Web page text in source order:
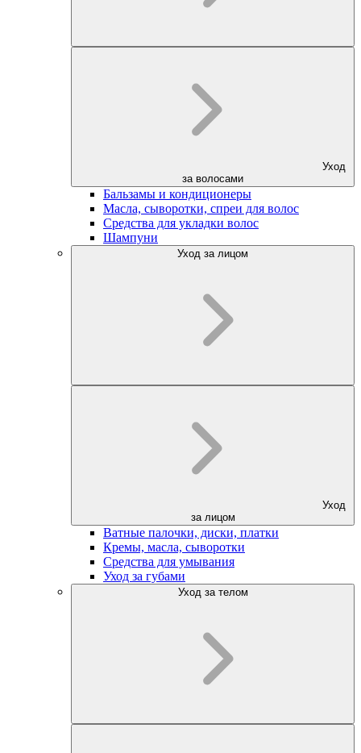
Уход
за волосами
Бальзамы и кондиционеры
Масла, сыворотки, спреи для волос
Средства для укладки волос
Шампуни
Уход за лицом
Уход
за лицом
Ватные палочки, диски, платки
Кремы, масла, сыворотки
Средства для умывания
Уход за губами
Уход за телом